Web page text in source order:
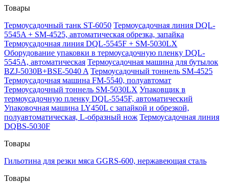
Товары
Термоусадочный танк ST-6050 Термоусадочная линия DQL-
5545A + SM-4525, автоматическая обрезка, запайка
Термоусадочная линия DQL-5545F + SM-5030LX
Оборудование упаковки в термоусадочную пленку DQL-
5545A, автоматическая Термоусадочная машина для бутылок
BZJ-5030B+BSE-5040 A Термоусадочный тоннель SM-4525
Термоусадочная машина FM-5540, полуавтомат
Термоусадочный тоннель SM-5030LX Упаковщик в
термоусадочную пленку DQL-5545F, автоматический
Упаковочная машина LY450L с запайкой и обрезкой,
полуавтоматическая, L-образный нож Термоусадочная линия
DQBS-5030F
Товары
Гильотина для резки мяса GGRS-600, нержавеющая сталь
Товары